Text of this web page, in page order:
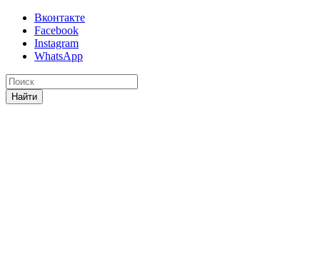
Вконтакте
Facebook
Instagram
WhatsApp
Найти